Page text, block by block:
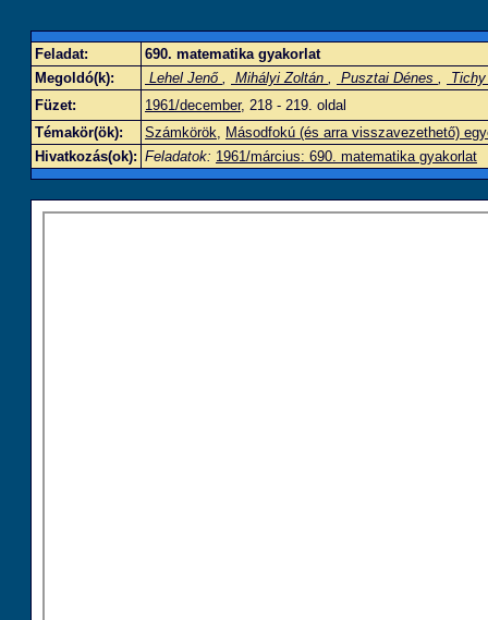
Feladat:
690. matematika gyakorlat
Megoldó(k):
Lehel Jenő , Mihályi Zoltán , Pusztai Dénes ,
Füzet:
1961/december, 218 - 219. oldal
Témakör(ök):
Számkörök, Másodfokú (és arra visszavezethető)
Hivatkozás(ok): Feladatok: 1961/március: 690. matematika gyakorlat